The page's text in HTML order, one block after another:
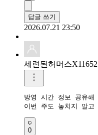
답글 쓰기
2026.07.21 23:50
세련된허머스
방영 시간 정보 공유해
이번 주도 놓치지 말고
0